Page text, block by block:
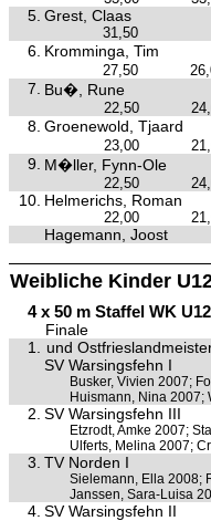
5. Grest, Claas
31,50
6. Kromminga, Tim
27,50
7. Bu�, Rune
22,50
8. Groenewold, Tjaard
23,00
9. M�ller, Fynn-Ole
22,50
10. Helmerichs, Roman
22,00
Hagemann, Joost
Weibliche Kinder
4 x 50 m Staffel WK U12
Finale
1.
und
SV Warsingsfehn I
Busker, Vivien 2007;
Huismann, Nina 2007;
2. SV Warsingsfehn III
Etzrodt, Amke 2007;
Ulferts, Melina 2007;
3. TV Norden I
Sielemann, Ella 2008;
Janssen, Sara-Luisa
4. SV Warsingsfehn II